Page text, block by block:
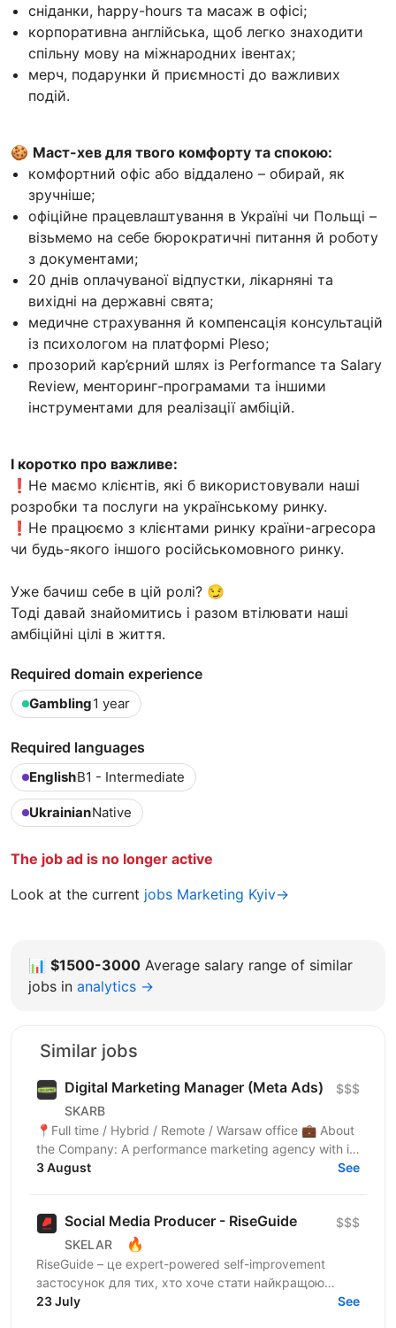
сніданки, happy-hours та масаж в офісі;
корпоративна англійська, щоб легко знаходити
спільну мову на міжнародних івентах;
мерч, подарунки й приємності до важливих
подій.
🍪 Маст-хев для твого комфорту та спокою:
комфортний офіс або віддалено – обирай, як
зручніше;
офіційне працевлаштування в Україні чи Польщі –
візьмемо на себе бюрократичні питання й роботу
з документами;
20 днів оплачуваної відпустки, лікарняні та
вихідні на державні свята;
медичне страхування й компенсація консультацій
із психологом на платформі Pleso;
прозорий кар’єрний шлях із Performance та Salary
Review, менторинг-програмами та іншими
інструментами для реалізації амбіцій.
І коротко про важливе:
❗️Не маємо клієнтів, які б використовували наші
розробки та послуги на українському ринку.
❗️Не працюємо з клієнтами ринку країни-агресора
чи будь-якого іншого російськомовного ринку.
Уже бачиш себе в цій ролі? 😏
Тоді давай знайомитись і разом втілювати наші
амбіційні цілі в життя.
Required domain experience
Gambling1 year
Required languages
EnglishB1 - Intermediate
UkrainianNative
The job ad is no longer active
Look at the current jobs Marketing Kyiv→
📊 $1500-3000 Average salary range of similar
jobs in analytics →
Similar jobs
Digital Marketing Manager (Meta Ads)
SKARB
$$$
📍Full time / Hybrid / Remote / Warsaw office 💼 About
the Company: A performance marketing agency with its
own wellness-focused products (health &...
3 August See
Social Media Producer - RiseGuide
SKELAR 🔥
$$$
RiseGuide – це expert-powered self-improvement
застосунок для тих, хто хоче стати найкращою
версією себе. Ми будуємо microlearning продукт на
23 July See